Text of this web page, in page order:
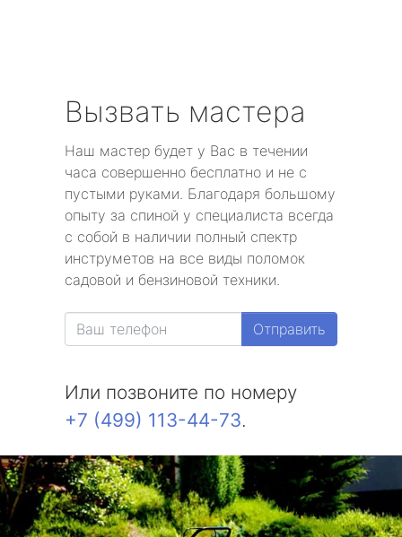
Вызвать мастера
Наш мастер будет у Вас в течении
часа совершенно бесплатно и не с
пустыми руками. Благодаря большому
опыту за спиной у специалиста всегда
с собой в наличии полный спектр
инструметов на все виды поломок
садовой и бензиновой техники.
Отправить
Или позвоните по номеру
+7 (499) 113-44-73.